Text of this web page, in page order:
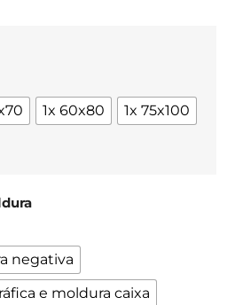
1x 60x80
1x 75x100
negativa
e moldura caixa